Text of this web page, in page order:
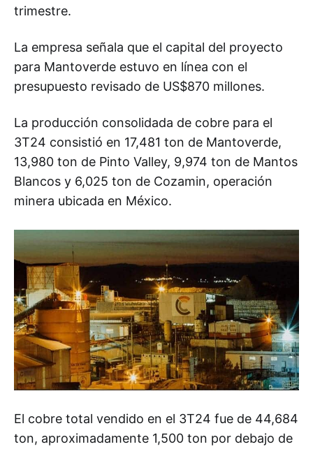
trimestre.
La empresa señala que el capital del proyecto
para Mantoverde estuvo en línea con el
presupuesto revisado de US$870 millones.
La producción consolidada de cobre para el
3T24 consistió en 17,481 ton de Mantoverde,
13,980 ton de Pinto Valley, 9,974 ton de Mantos
Blancos y 6,025 ton de Cozamin, operación
minera ubicada en México.
El cobre total vendido en el 3T24 fue de 44,684
ton, aproximadamente 1,500 ton por debajo de